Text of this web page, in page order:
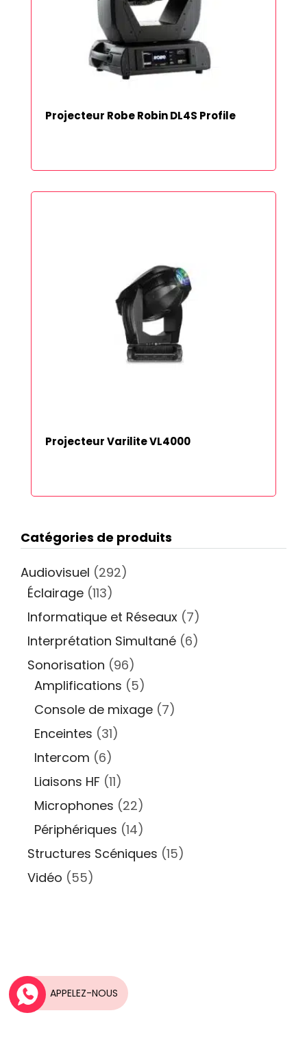
Projecteur Robe Robin DL4S Profile
Projecteur Varilite VL4000
Catégories de produits
Audiovisuel (292)
Éclairage (113)
Informatique et Réseaux (7)
Interprétation Simultané (6)
Sonorisation (96)
Amplifications (5)
Console de mixage (7)
Enceintes (31)
Intercom (6)
Liaisons HF (11)
Microphones (22)
Périphériques (14)
Structures Scéniques (15)
Vidéo (55)
APPELEZ-NOUS